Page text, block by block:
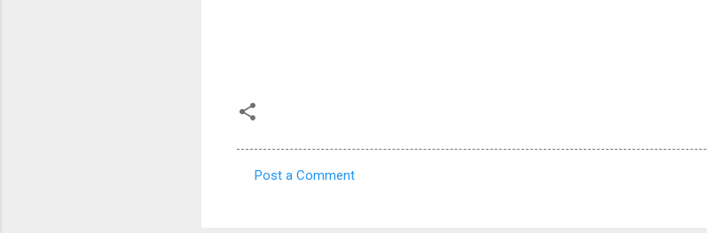
Post a Comment